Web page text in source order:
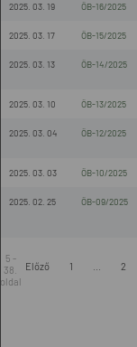
2025. 03. 19 ÖB-16/2025
2025. 03. 17 ÖB-15/2025
2025. 03. 13 ÖB-14/2025
2025. 03. 10 ÖB-13/2025
2025. 03. 04 ÖB-12/2025
2025. 03. 03 ÖB-10/2025
2025. 02. 25 ÖB-09/2025
5 -
38.
oldal
Előző 1 2